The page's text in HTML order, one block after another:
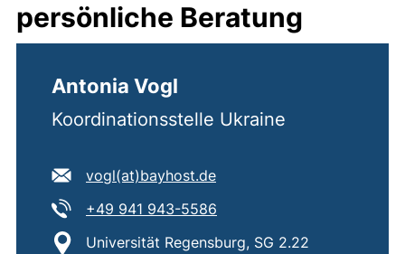
persönliche Beratung
Antonia Vogl
Koordinationsstelle Ukraine
E-Mail Adresse:
vogl​(at)​bayhost.de(öffnet Ihr E-Mail-
Tel:
+49 941 943-5586
Standort:
Universität Regensburg, SG 2.22